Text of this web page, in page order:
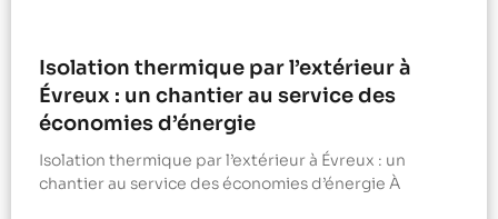
Isolation thermique par l’extérieur à
Évreux : un chantier au service des
économies d’énergie
Isolation thermique par l’extérieur à Évreux : un
chantier au service des économies d’énergie À